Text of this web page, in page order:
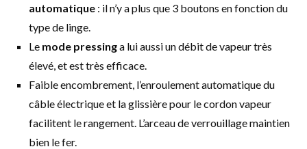
automatique : il n’y a plus que 3 boutons en fonction du
type de linge.
Le mode pressinga lui aussi un débit de vapeur très
élevé, et est très efficace.
Faible encombrement, l’enroulement automatique du
câble électrique et la glissière pour le cordon vapeur
facilitent le rangement. L’arceau de verrouillage maintien
bien le fer.